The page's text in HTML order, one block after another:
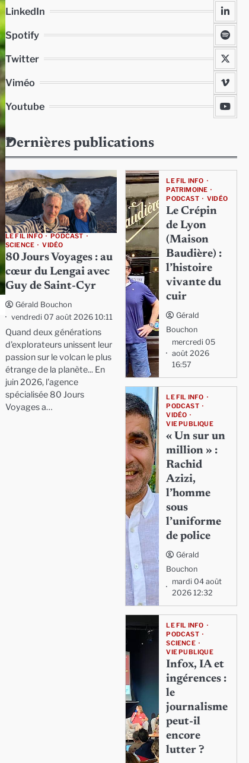
LinkedIn
Spotify
Twitter
Viméo
Youtube
Dernières publications
LE FIL INFO
PODCAST
SCIENCE
VIDÉO
80 Jours Voyages : au
cœur du Lengai avec
Guy de Saint-Cyr
Gérald Bouchon
vendredi 07 août 2026 10:11
Quand deux générations
d'explorateurs unissent leur
passion sur le volcan le plus
étrange de la planète... En
juin 2026, l'agence
spécialisée 80 Jours
Voyages a…
LE FIL INFO
PATRIMOINE
PODCAST
VIDÉO
Le Crépin
de Lyon
(Maison
Baudière) :
l’histoire
vivante du
cuir
Gérald
Bouchon
mercredi 05
août 2026
16:57
LE FIL INFO
PODCAST
VIDÉO
VIE PUBLIQUE
« Un sur un
million » :
Rachid
Azizi,
l’homme
sous
l’uniforme
de police
Gérald
Bouchon
mardi 04 août
2026 12:32
LE FIL INFO
PODCAST
SCIENCE
VIE PUBLIQUE
Infox, IA et
ingérences :
le
journalisme
peut-il
encore
lutter ?